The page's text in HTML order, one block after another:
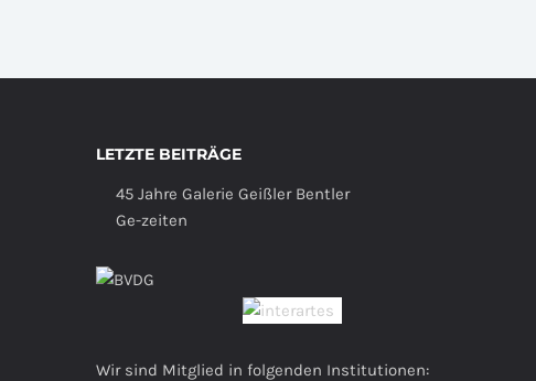
LETZTE BEITRÄGE
45 Jahre Galerie Geißler Bentler
Ge-zeiten
Wir sind Mitglied in folgenden Institutionen: